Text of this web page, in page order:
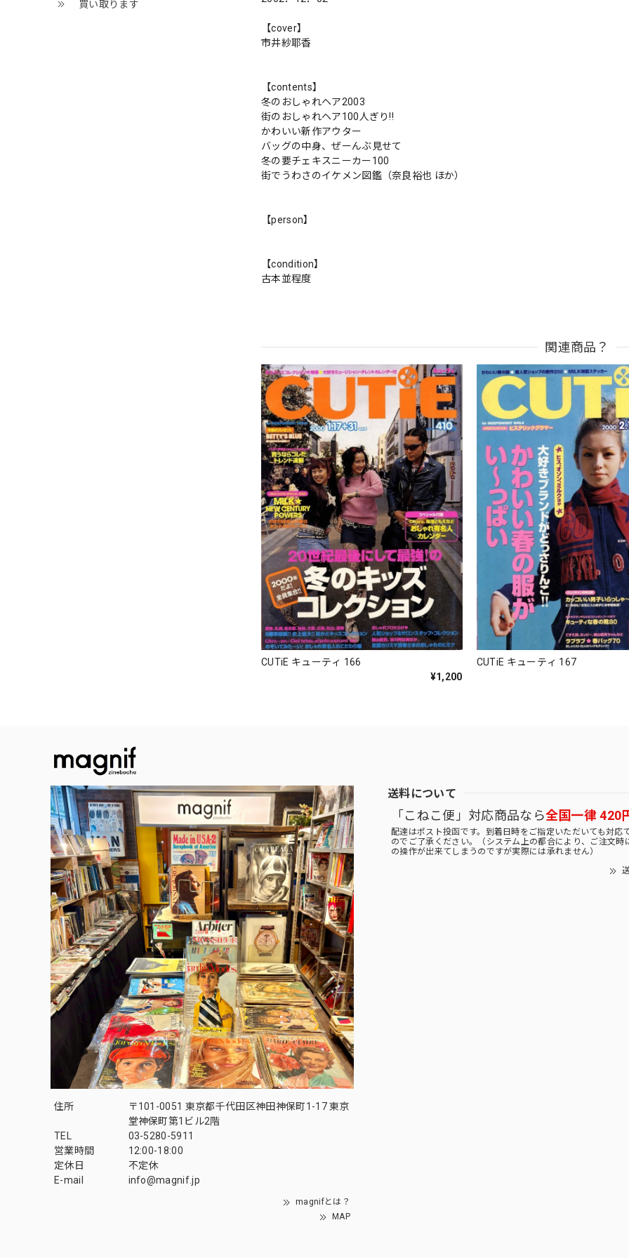
買い取ります
【cover】
市井紗耶香
【contents】
冬のおしゃれヘア2003
街のおしゃれヘア100人ぎり!!
かわいい新作アウター
バッグの中身、ぜーんぶ見せて
冬の要チェキスニーカー100
街でうわさのイケメン図鑑（奈良裕也 ほか）
【person】
【condition】
古本並程度
関連商品？
CUTiE キューティ 166
¥1,200
CUTiE キューティ 167
住所
〒101-0051 東京都千代田区神田神保町1-17 東京
堂神保町第1ビル2階
TEL
03-5280-5911
営業時間
12:00-18:00
定休日
不定休
E-mail
info@magnif.jp
magnifとは？
MAP
送料について
「こねこ便」対応商品なら全国一律 420
配達はポスト投函です。到着日時をご指定いただいても対応
のでご了承ください。（システム上の都合により、ご注文時
の操作が出来てしまうのですが実際には承れません）